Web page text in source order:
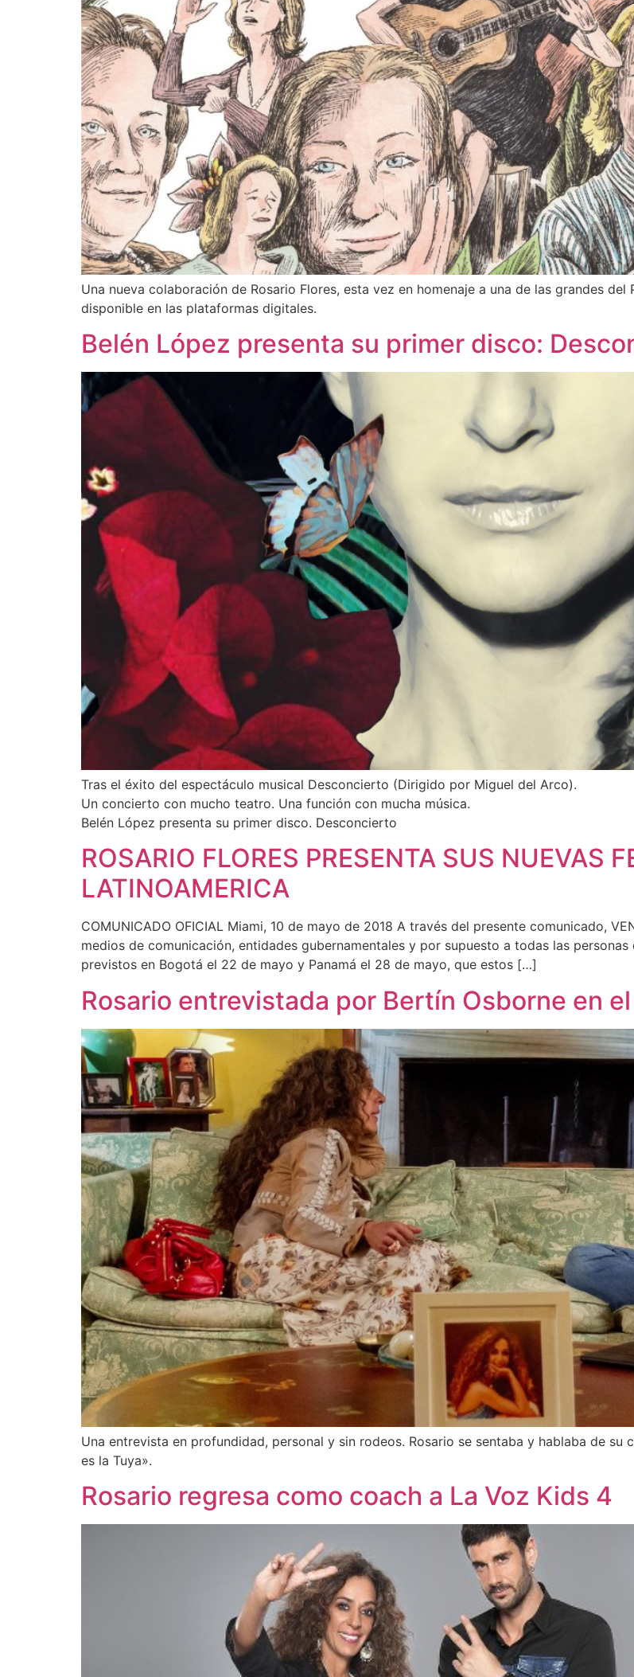
Una nueva colaboración de Rosario Flores, esta vez en homenaje a una de las grandes
disponible en las plataformas digitales.
Belén López presenta su primer disco:
Tras el éxito del espectáculo musical Desconcierto (Dirigido por Miguel del Arco).
Un concierto con mucho teatro. Una función con mucha música.
Belén López presenta su primer disco. Desconcierto
ROSARIO FLORES PRESENTA SUS NUEVAS
LATINOAMERICA
COMUNICADO OFICIAL Miami, 10 de mayo de 2018 A través del presente comunicado,
medios de comunicación, entidades gubernamentales y por supuesto a todas las
previstos en Bogotá el 22 de mayo y Panamá el 28 de mayo, que estos […]
Rosario entrevistada por Bertín Osborne en
Una entrevista en profundidad, personal y sin rodeos. Rosario se sentaba y hablaba de
es la Tuya».
Rosario regresa como coach a La Voz Kids 4